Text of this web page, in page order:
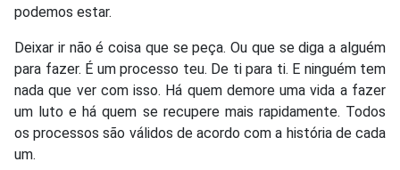
podemos estar.
Deixar ir não é coisa que se peça. Ou que se diga a alguém
para fazer. É um processo teu. De ti para ti. E ninguém tem
nada que ver com isso. Há quem demore uma vida a fazer
um luto e há quem se recupere mais rapidamente. Todos
os processos são válidos de acordo com a história de cada
um.